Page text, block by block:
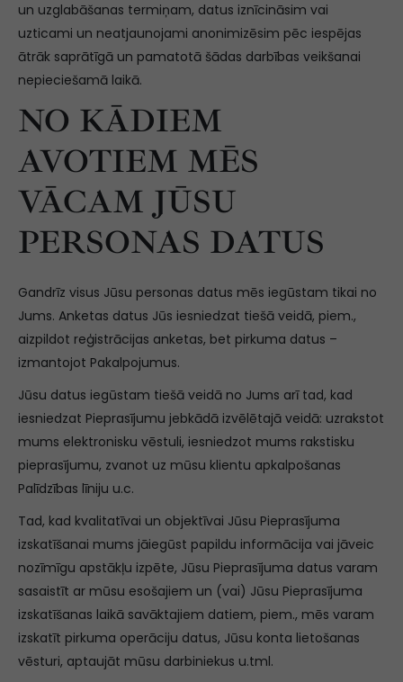
un uzglabāšanas termiņam, datus iznīcināsim vai
uzticami un neatjaunojami anonimizēsim pēc iespējas
ātrāk saprātīgā un pamatotā šādas darbības veikšanai
nepieciešamā laikā.
NO KĀDIEM
AVOTIEM MĒS
VĀCAM JŪSU
PERSONAS DATUS
Gandrīz visus Jūsu personas datus mēs iegūstam tikai no
Jums. Anketas datus Jūs iesniedzat tiešā veidā, piem.,
aizpildot reģistrācijas anketas, bet pirkuma datus –
izmantojot Pakalpojumus.
Jūsu datus iegūstam tiešā veidā no Jums arī tad, kad
iesniedzat Pieprasījumu jebkādā izvēlētajā veidā: uzrakstot
mums elektronisku vēstuli, iesniedzot mums rakstisku
pieprasījumu, zvanot uz mūsu klientu apkalpošanas
Palīdzības līniju u.c.
Tad, kad kvalitatīvai un objektīvai Jūsu Pieprasījuma
izskatīšanai mums jāiegūst papildu informācija vai jāveic
nozīmīgu apstākļu izpēte, Jūsu Pieprasījuma datus varam
sasaistīt ar mūsu esošajiem un (vai) Jūsu Pieprasījuma
izskatīšanas laikā savāktajiem datiem, piem., mēs varam
izskatīt pirkuma operāciju datus, Jūsu konta lietošanas
vēsturi, aptaujāt mūsu darbiniekus u.tml.